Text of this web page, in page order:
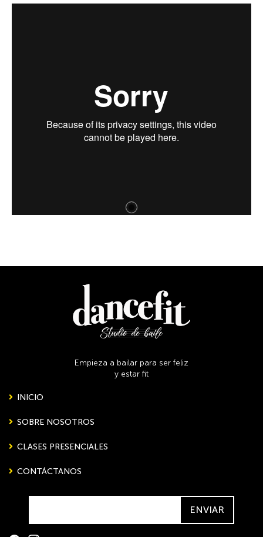
Empieza a bailar para ser feliz
y estar fit
INICIO
SOBRE NOSOTROS
CLASES PRESENCIALES
CONTÁCTANOS